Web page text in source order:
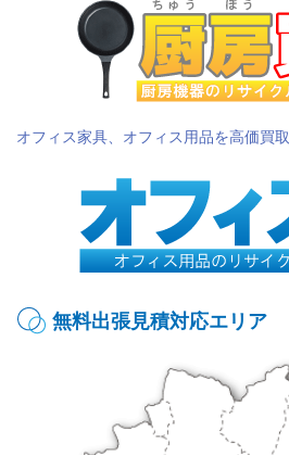
オフィス家具、オフィス用品を高価買取
無料出張見積対応エリア